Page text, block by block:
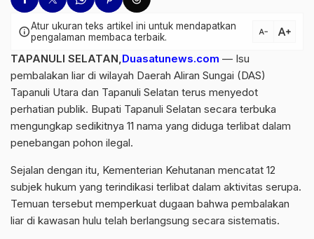
infoAtur ukuran teks artikel ini untuk mendapatkan
pengalaman membaca terbaik.
text_decrease text_increase
TAPANULI SELATAN,Duasatunews.com — Isu
pembalakan liar di wilayah Daerah Aliran Sungai (DAS)
Tapanuli Utara dan Tapanuli Selatan terus menyedot
perhatian publik. Bupati Tapanuli Selatan secara terbuka
mengungkap sedikitnya 11 nama yang diduga terlibat dalam
penebangan pohon ilegal.
Sejalan dengan itu, Kementerian Kehutanan mencatat 12
subjek hukum yang terindikasi terlibat dalam aktivitas serupa.
Temuan tersebut memperkuat dugaan bahwa pembalakan
liar di kawasan hulu telah berlangsung secara sistematis.